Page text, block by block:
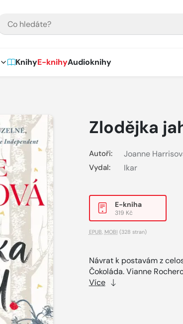
KnihyE-knihyAudioknihy
Zlodějka
Autoři: Joanne
Vydal: Ikar
E-kniha
319 Kč
EPUB MOBI (328 stran)
Návrat k postavám z
Čokoláda. Vianne
Více